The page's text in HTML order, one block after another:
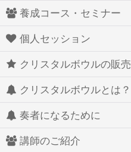
養成コース・セミナー
個人セッション
クリスタルボウルの販売
クリスタルボウルとは？
奏者になるために
講師のご紹介